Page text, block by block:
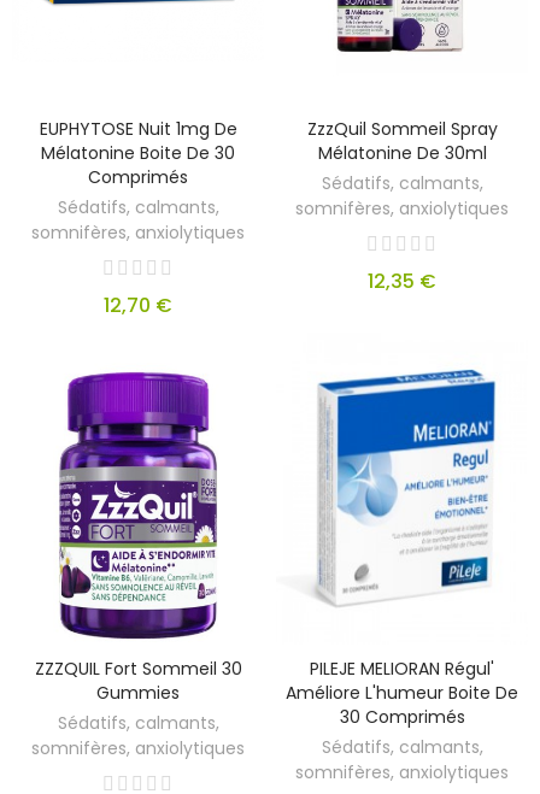
EUPHYTOSE Nuit 1mg De
Mélatonine Boite De 30
Comprimés
Sédatifs, calmants,
somnifères, anxiolytiques
12,70 €
ZzzQuil Sommeil Spray
Mélatonine De 30ml
Sédatifs, calmants,
somnifères, anxiolytiques
12,35 €
ZZZQUIL Fort Sommeil 30
Gummies
Sédatifs, calmants,
somnifères, anxiolytiques
PILEJE MELIORAN Régul'
Améliore L'humeur Boite De
30 Comprimés
Sédatifs, calmants,
somnifères, anxiolytiques